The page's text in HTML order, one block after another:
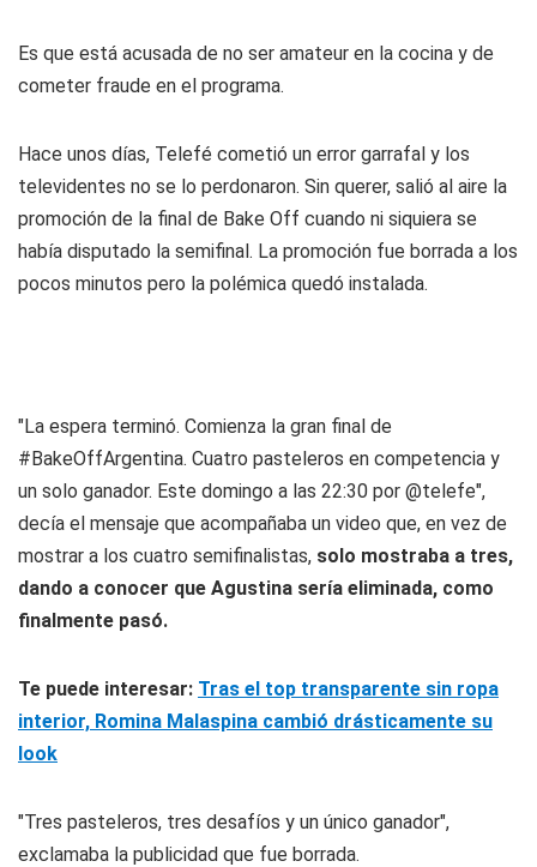
Es que está acusada de no ser amateur en la cocina y de
cometer fraude en el programa.
Hace unos días, Telefé cometió un error garrafal y los
televidentes no se lo perdonaron. Sin querer, salió al aire la
promoción de la final de Bake Off cuando ni siquiera se
había disputado la semifinal. La promoción fue borrada a los
pocos minutos pero la polémica quedó instalada.
"La espera terminó. Comienza la gran final de
#BakeOffArgentina. Cuatro pasteleros en competencia y
un solo ganador. Este domingo a las 22:30 por @telefe",
decía el mensaje que acompañaba un video que, en vez de
mostrar a los cuatro semifinalistas, solo mostraba a tres,
dando a conocer que Agustina sería eliminada, como
finalmente pasó.
Te puede interesar: Tras el top transparente sin ropa
interior, Romina Malaspina cambió drásticamente su
look
"Tres pasteleros, tres desafíos y un único ganador",
exclamaba la publicidad que fue borrada.